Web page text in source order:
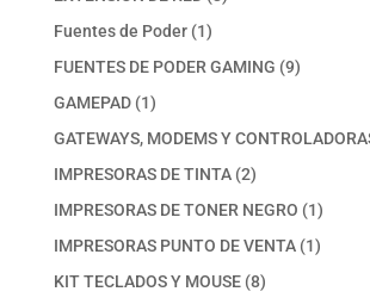
Fuentes de Poder 11
producto
FUENTES DE PODER GAMING 99
GAMEPAD 11
producto
GATEWAYS, MODEMS Y
IMPRESORAS DE TINTA 22
productos
IMPRESORAS DE TONER NEGRO 11
IMPRESORAS PUNTO DE VENTA 11
KIT TECLADOS Y MOUSE 88